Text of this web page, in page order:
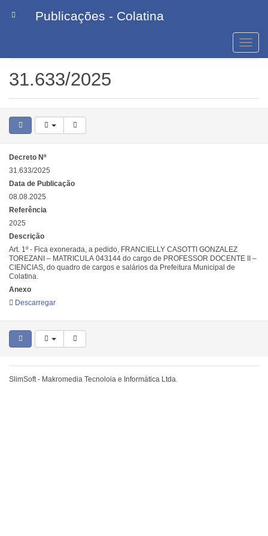
Publicações - Colatina
Toggle
31.633/2025
Decreto Nº
31.633/2025
Data de Publicação
08.08.2025
Referência
2025
Descrição
Art. 1º - Fica exonerada, a pedido, FRANCIELLY CASOTTI GONZALEZ
TOREZANI – MATRICULA 043144 do cargo de PROFESSOR DOCENTE II –
CIENCIAS, do quadro de cargos e salários da Prefeitura Municipal de
Colatina.
Anexo
Descarregar
SlimSoft - Makromedia Tecnoloia e Informática Ltda.